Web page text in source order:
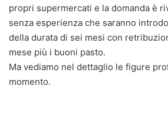
propri supermercati e la domanda è
senza esperienza che saranno
della durata di sei mesi con
mese più i buoni pasto.
Ma vediamo nel dettaglio le figure
momento.